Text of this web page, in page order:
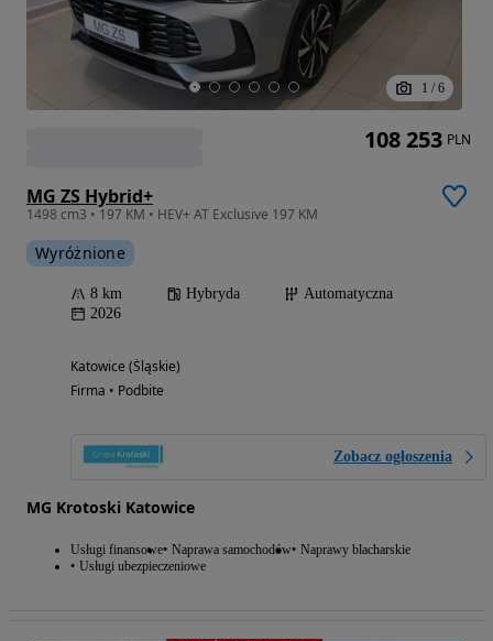
1 / 6
MG ZS Hybrid+
1498 cm3 • 197 KM • HEV+ AT Exclusive 197 KM
Wyróżnione
8 km Hybryda
Automatyczna
2026
Katowice (Śląskie)
Firma • Podbite
Zobacz ogłoszenia
MG Krotoski Katowice
Usługi finansowe Naprawa samochodów Naprawy blacharskie
Usługi ubezpieczeniowe
108 253 PLN